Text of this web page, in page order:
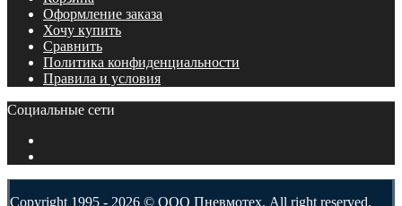
Оформление заказа
Хочу купить
Сравнить
Политика конфиденциальности
Правила и условия
Социальные сети
Copyright 1995 - 2026 © ООО Пневмотех. All right reserved.